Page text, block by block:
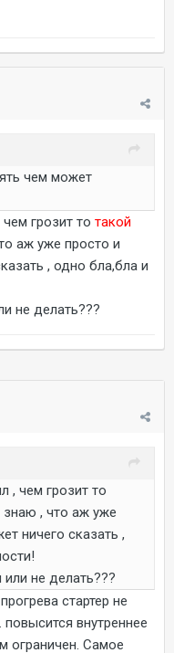
чем может
грозит то такой
аж уже просто и
, одно бла,бла и
не делать???
, чем грозит то
знаю , что аж уже
ничего сказать ,
не делать???
стартер не
внутреннее
ограничен. Самое